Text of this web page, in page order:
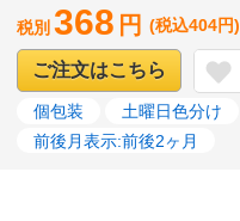
税別368 円 (税込404円)
ご注文はこちら
個包装 土曜日色分け
前後月表示:前後2ヶ月